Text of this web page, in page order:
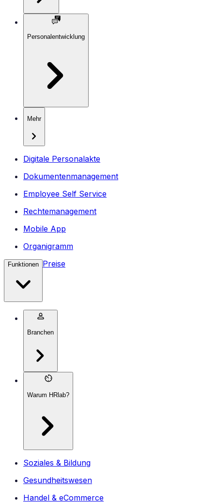
Personalentwicklung
Mehr
Digitale Personalakte
Dokumentenmanagement
Employee Self Service
Rechtemanagement
Mobile App
Organigramm
Funktionen Preise
Branchen
Warum HRlab?
Soziales & Bildung
Gesundheitswesen
Handel & eCommerce